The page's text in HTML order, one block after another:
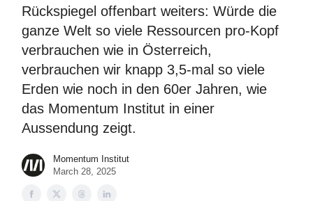
Rückspiegel offenbart weiters: Würde die
ganze Welt so viele Ressourcen pro-Kopf
verbrauchen wie in Österreich,
verbrauchen wir knapp 3,5-mal so viele
Erden wie noch in den 60er Jahren, wie
das Momentum Institut in einer
Aussendung zeigt.
Momentum Institut
March 28, 2025